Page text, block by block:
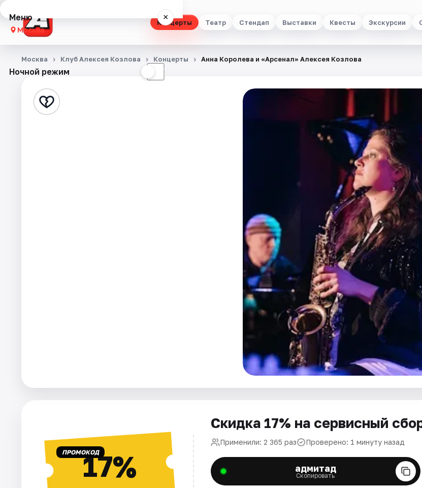
Концерты Театр Стендап Выставки Квесты Экскурсии
Меню ×
Москва
Концерты
Стендап
Ночной режим ☾
Москва Клуб Алексея Козлова Концерты Анна Королева и «Арсенал» Алексея Козлова
ПРОМОКОД17%
Скидка 17% на сервисный
Применили: 2 365 раз Проверено: 1 минуту назад
адмитад
Скопировать